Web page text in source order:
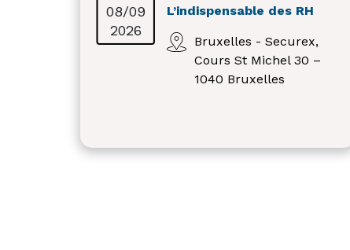
08/09
2026
L’indispensable des RH
Bruxelles - Securex,
Cours St Michel 30 –
1040 Bruxelles